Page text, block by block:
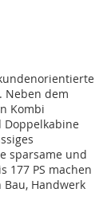
Neben dem
Kombi
Doppelkabine
sparsame und
177 PS machen
Handwerk